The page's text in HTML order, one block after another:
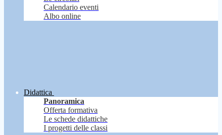
Calendario eventi
Albo online
Didattica
Panoramica
Offerta formativa
Le schede didattiche
I progetti delle classi